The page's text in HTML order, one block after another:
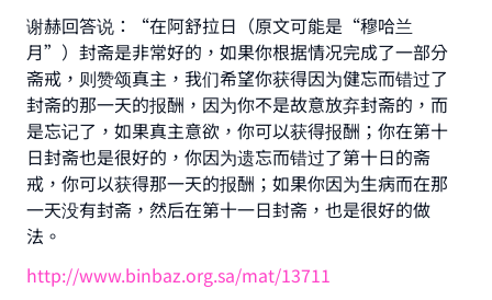
谢赫回答说：“在阿舒拉日（原文可能是“穆哈兰
月”）封斋是非常好的，如果你根据情况完成了一部分
斋戒，则赞颂真主，我们希望你获得因为健忘而错过了
封斋的那一天的报酬，因为你不是故意放弃封斋的，而
是忘记了，如果真主意欲，你可以获得报酬；你在第十
日封斋也是很好的，你因为遗忘而错过了第十日的斋
戒，你可以获得那一天的报酬；如果你因为生病而在那
一天没有封斋，然后在第十一日封斋，也是很好的做
法。
http://www.binbaz.org.sa/mat/13711
Make an impact on millions of lives
with your contribution today